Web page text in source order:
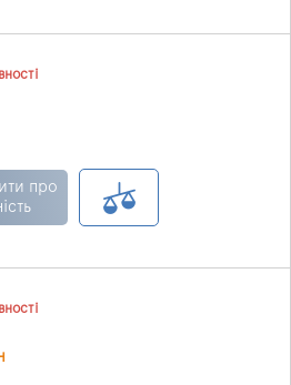
про